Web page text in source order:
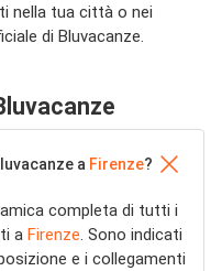
nella tua città o nei
di Bluvacanze.
a Firenze?
completa di tutti i
a Firenze. Sono indicati
e i collegamenti